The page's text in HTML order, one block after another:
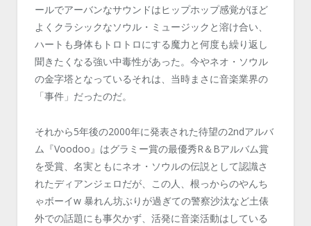
ールでアーバンなサウンドはヒップホップ感覚がほど
よくクラシックなソウル・ミュージックと溶け合い、
ハートも身体もトロトロにする魔力と何度も繰り返し
聞きたくなる強い中毒性があった。今やネオ・ソウル
の金字塔となっているそれは、当時まさに音楽業界の
「事件」だったのだ。
それから5年後の2000年に発表された待望の2ndアルバ
ム『Voodoo』はグラミー賞の最優秀R＆Bアルバム賞
を受賞、名実ともにネオ・ソウルの伝説として認識さ
れたディアンジェロだが、この人、根っからのやんち
ゃボーイw 暴れん坊ぶりが過ぎての警察沙汰など土俵
外での話題にも事欠かず、活発に音楽活動はしている